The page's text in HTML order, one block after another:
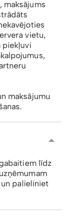
maksājums
vietu,
piekļuvi
maksājumu
līdz
palieliniet